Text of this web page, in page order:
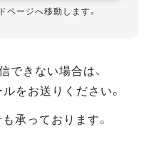
ページへ移動します。
できない場合は、
をお送りください。
承っております。